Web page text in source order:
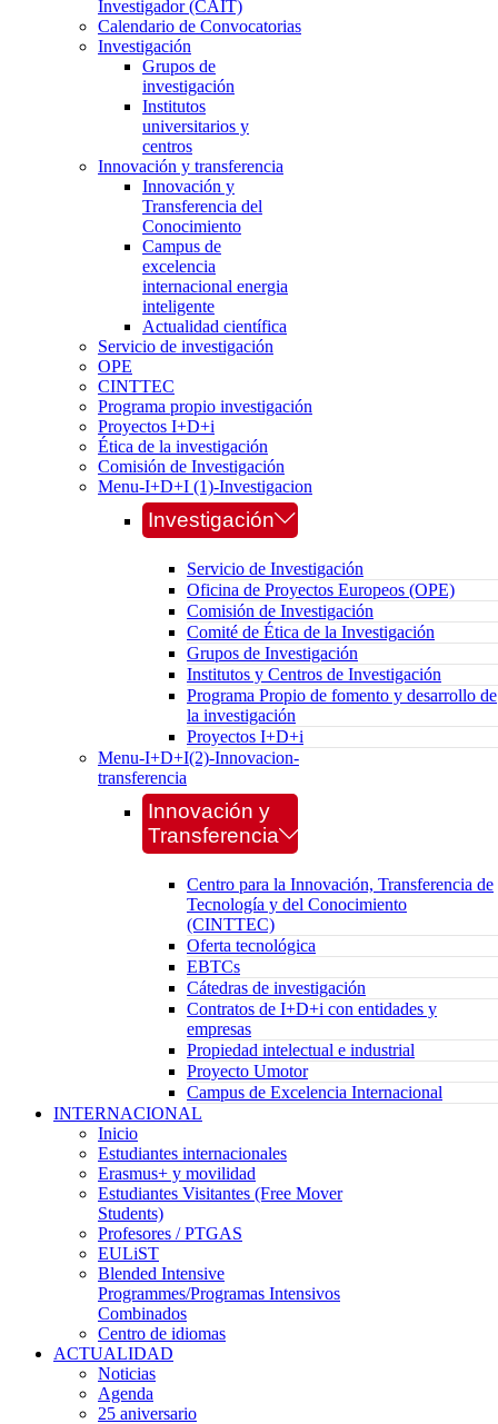
Investigador (CAIT)
Calendario de Convocatorias
Investigación
Grupos de
investigación
Institutos
universitarios y
centros
Innovación y transferencia
Innovación y
Transferencia del
Conocimiento
Campus de
excelencia
internacional energia
inteligente
Actualidad científica
Servicio de investigación
OPE
CINTTEC
Programa propio investigación
Proyectos I+D+i
Ética de la investigación
Comisión de Investigación
Menu-I+D+I (1)-Investigacion
Investigación
Servicio de Investigación
Oficina de Proyectos Europeos (OPE)
Comisión de Investigación
Comité de Ética de la Investigación
Grupos de Investigación
Institutos y Centros de Investigación
Programa Propio de fomento y desarrollo de
la investigación
Proyectos I+D+i
Menu-I+D+I(2)-Innovacion-
transferencia
Innovación y
Transferencia
Centro para la Innovación, Transferencia de
Tecnología y del Conocimiento
(CINTTEC)
Oferta tecnológica
EBTCs
Cátedras de investigación
Contratos de I+D+i con entidades y
empresas
Propiedad intelectual e industrial
Proyecto Umotor
Campus de Excelencia Internacional
INTERNACIONAL
Inicio
Estudiantes internacionales
Erasmus+ y movilidad
Estudiantes Visitantes (Free Mover
Students)
Profesores / PTGAS
EULiST
Blended Intensive
Programmes/Programas Intensivos
Combinados
Centro de idiomas
ACTUALIDAD
Noticias
Agenda
25 aniversario